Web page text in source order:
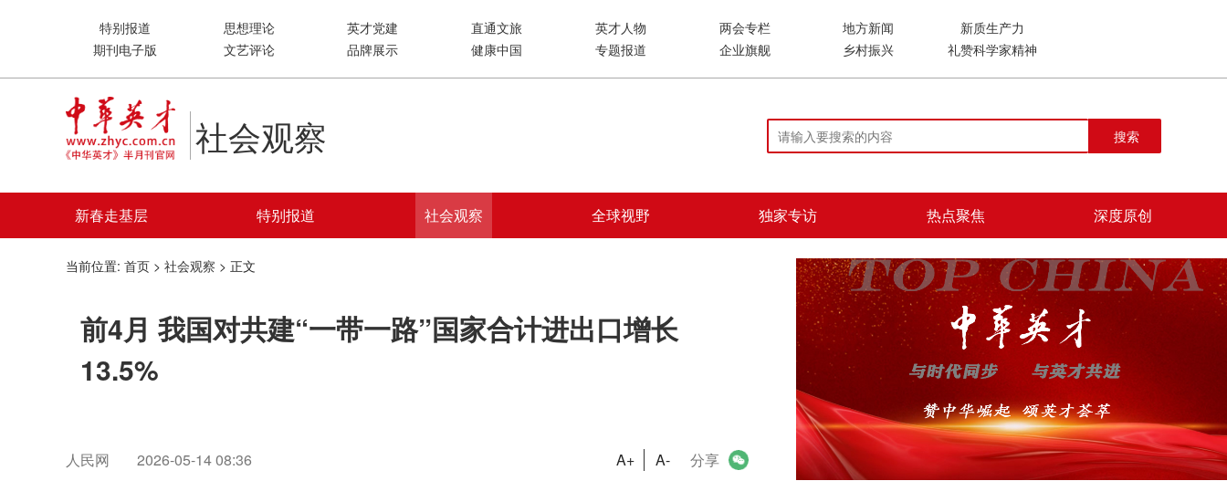
特别报道 思想理论 英才党建 直通文旅 英才人物 两会专栏 地方新闻
新质生产力
期刊电子版
文艺评论 品牌展示 健康中国 专题报道 企业旗舰 乡村振兴 礼赞科学家精神
社会观察 搜索
新春走基层 特别报道 社会观察 全球视野 独家专访 热点聚焦 深度原创
当前位置: 首页 > 社会观察 > 正文
前4月 我国对共建“一带一路”国家合计进出口增长
13.5%
人民网 2026-05-14 08:36 A+ A- 分享